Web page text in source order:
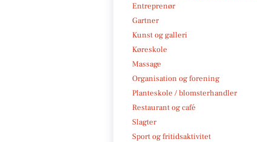
Entreprenør
Gartner
Kunst og galleri
Køreskole
Massage
Organisation og forening
Planteskole / blomsterhandler
Restaurant og café
Slagter
Sport og fritidsaktivitet